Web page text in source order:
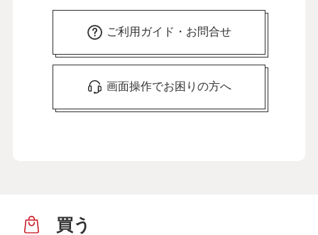
ご利用ガイド・お問合せ
画面操作でお困りの方へ
買う